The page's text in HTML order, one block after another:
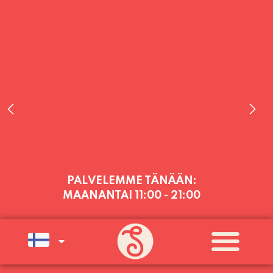
PALVELEMME TÄNÄÄN:
MAANANTAI 11:00 - 21:00
PALVELEMME PÄIVITTÄIN (MA-SU
KLO 11-21) SUNNUNTAIHIN 16.8.
SAAKKA JONKA JÄLKEEN OLEMME
AVOINNA VIIKONLOPPUISIN (PE-